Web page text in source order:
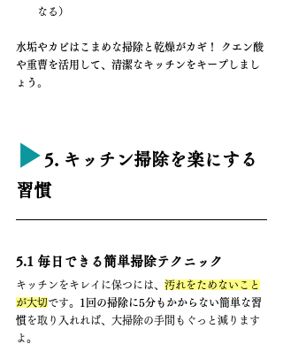
なる）
水垢やカビはこまめな掃除と乾燥がカギ！ クエン酸
や重曹を活用して、清潔なキッチンをキープしまし
ょう。
▶︎ 5. キッチン掃除を楽にする
習慣
5.1 毎日できる簡単掃除テクニック
キッチンをキレイに保つには、 汚れをためないこと
が大切です。 1回の掃除に5分もかからない簡単な習
慣を取り入れれば、大掃除の手間もぐっと減ります
よ。